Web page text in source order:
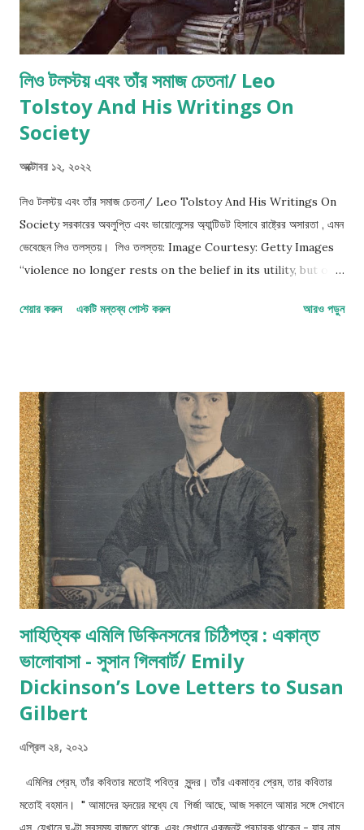
লিও টলস্টয় এবং তাঁর সমাজ চেতনা/ Leo
Tolstoy And His Writings On
Society
অক্টোবর ১২, ২০২২
লিও টলস্টয় এবং তাঁর সমাজ চেতনা/ Leo Tolstoy And His Writings On
Society সরকারের অবলুপ্তি এবং ভায়োলেন্সের অ্যান্টিডট হিসাবে রাষ্ট্রের অসারতা , এমন
ভেবেছেন লিও তলস্তয়। লিও তলস্তয়: Image Courtesy: Getty Images
“violence no longer rests on the belief in its utility, but only
organized by the ruling classes who profit by it." হিংসা র এক
শ্রেণী দ্বারা সংগঠিত হিংসা। “to be led by a coward is to be
controlled by all that the coward fears,” - কাপুরুষের দ্বারা নিয়ন্ত্রণ,
কাপুরুষের দ্বারা পরিচালিত, আর কাপুরুষের দ্বারা ভীতি প্রদর্শন- অক্টাভিয়া বাটলার (o
ctavia b) লিখেছেন নেতাদের বেছে নেওয়ার বিষয়ে, তার তীব্র উপদেশ। “to be
led by a fool is to be led by the opportunists who control
t...
শেয়ার করুন একটি মন্তব্য পোস্ট করুন আরও পড়ুন
সাহিত্যিক এমিলি ডিকিনসনের চিঠিপত্র : একান্ত
ভালোবাসা - সুসান গিলবার্ট/ Emily
Dickinson’s Love Letters to Susan
Gilbert
এপ্রিল ২৪, ২০২১
এমিলির প্রেম, তাঁর কবিতার মতোই পবিত্র সুন্দর। তাঁর একমাত্র প্রেম, তার কবিতার
মতোই বহমান। " আমাদের হৃদয়ের মধ্যে যে গির্জা আছে, আজ সকালে আমার সঙ্গে সেখানে